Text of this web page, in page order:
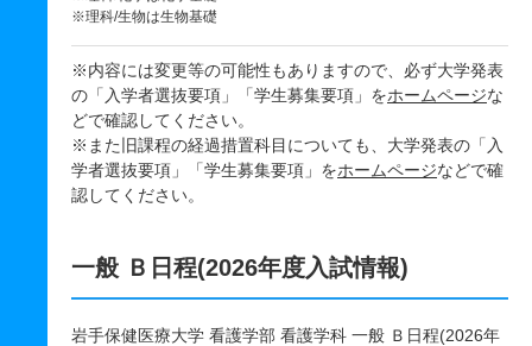
※理科/生物は生物基礎
※内容には変更等の可能性もありますので、必ず大学発表
の「入学者選抜要項」「学生募集要項」をホームページな
どで確認してください。
※また旧課程の経過措置科目についても、大学発表の「入
学者選抜要項」「学生募集要項」をホームページなどで確
認してください。
一般 Ｂ日程(2026年度入試情報)
岩手保健医療大学 看護学部 看護学科 一般 Ｂ日程(2026年